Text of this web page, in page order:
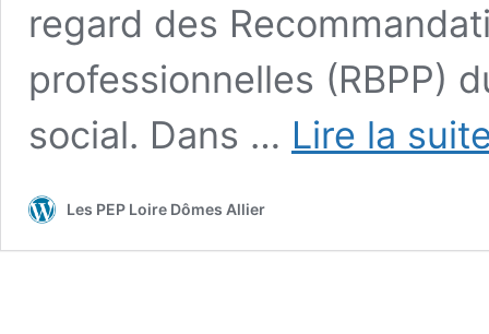
regard des
professionnelles (RBPP)
social. Dans … Lire la
Les PEP Loire Dômes Allier